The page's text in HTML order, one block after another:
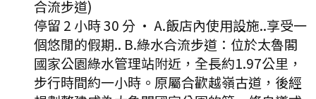
合流步道)
停留 2 小時 30 分 · A.飯店內使用設施..享受一
個悠閒的假期.. B.綠水合流步道：位於太魯閣
國家公園綠水管理站附近，全長約1.97公里，
步行時間約一小時。原屬合歡越嶺古道，後經